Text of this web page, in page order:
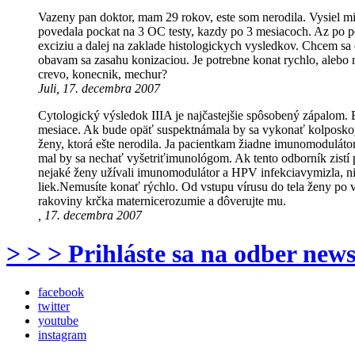
Vazeny pan doktor, mam 29 rokov, este som nerodila. Vysiel
povedala pockat na 3 OC testy, kazdy po 3 mesiacoch. Az
exciziu a dalej na zaklade histologickych vysledkov. Chcem
obavam sa zasahu konizaciou. Je potrebne konat rychlo,
crevo, konecnik, mechur?
Juli, 17. decembra 2007
Cytologický výsledok IIIA je najčastejšie spôsobený
mesiace. Ak bude opäť suspektnámala by sa vykonať
ženy, ktorá ešte nerodila. Ja pacientkam žiadne
mal by sa nechať vyšetriťimunológom. Ak tento odborník zistí
nejaké ženy užívali imunomodulátor a HPV infekciavymizla,
liek.Nemusíte konať rýchlo. Od vstupu vírusu do tela ženy
rakoviny krčka maternicerozumie a dôverujte mu.
, 17. decembra 2007
> > > Prihláste sa na odber
facebook
twitter
youtube
instagram